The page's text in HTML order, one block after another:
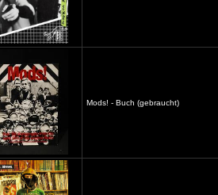
Mods! - Buch (gebraucht)